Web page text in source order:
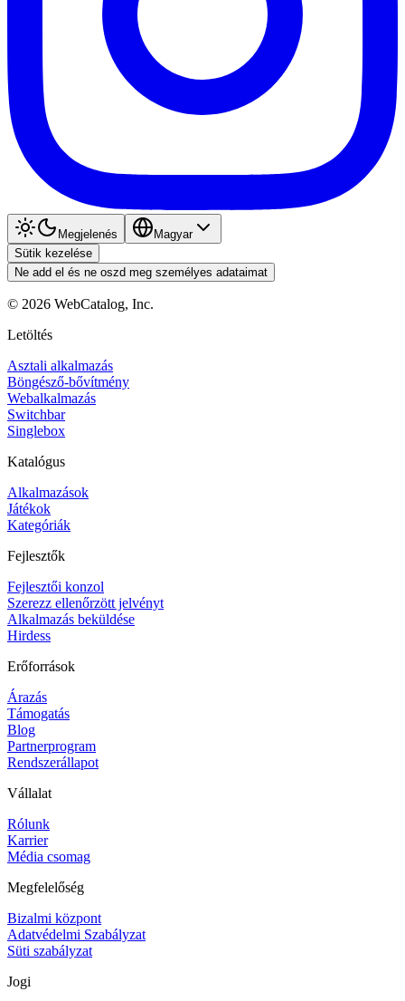
Megjelenés
Magyar
Sütik kezelése
Ne add el és ne oszd meg személyes adataimat
© 2026 WebCatalog, Inc.
Letöltés
Asztali alkalmazás
Böngésző-bővítmény
Webalkalmazás
Switchbar
Singlebox
Katalógus
Alkalmazások
Játékok
Kategóriák
Fejlesztők
Fejlesztői konzol
Szerezz ellenőrzött jelvényt
Alkalmazás beküldése
Hirdess
Erőforrások
Árazás
Támogatás
Blog
Partnerprogram
Rendszerállapot
Vállalat
Rólunk
Karrier
Média csomag
Megfelelőség
Bizalmi központ
Adatvédelmi Szabályzat
Süti szabályzat
Jogi